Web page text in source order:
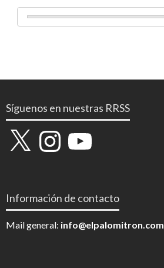
Síguenos en nuestras RRSS
X InstagramYouTube
Información de contacto
Mail general: info@elpalomitron.com